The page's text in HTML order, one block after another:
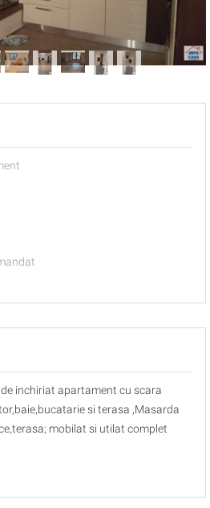
inchiriat apartament cu scara
si terasa ,Masarda
mobilat si utilat complet